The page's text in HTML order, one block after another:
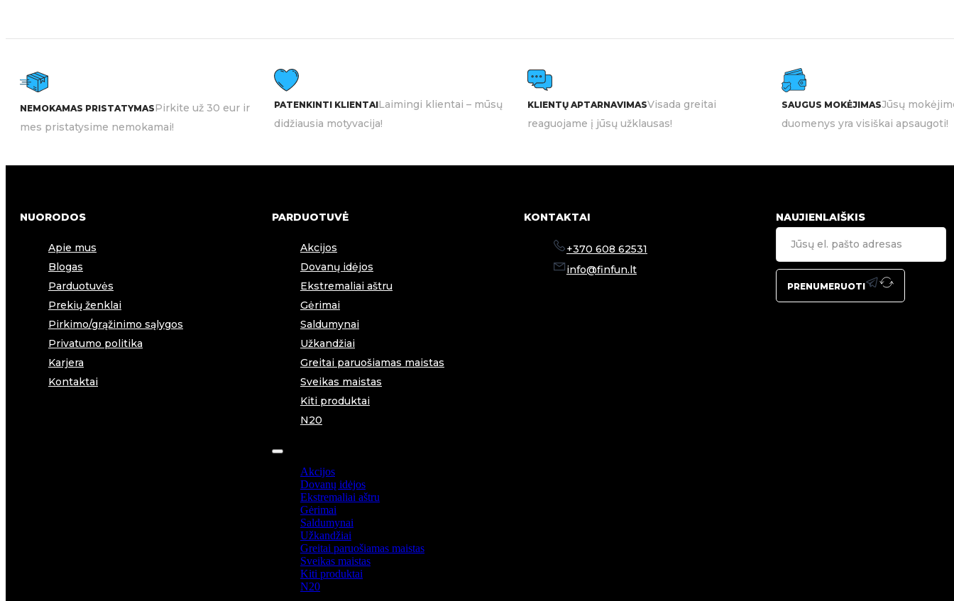
NEMOKAMAS PRISTATYMASPirkite už 30 eur ir
mes pristatysime nemokamai!
PATENKINTI KLIENTAILaimingi klientai – mūsų
didžiausia motyvacija!
KLIENTŲ APTARNAVIMASVisada greitai
reaguojame į jūsų užklausas!
SAUGUS MOKĖJIMASJūsų
duomenys yra visiškai apsaugoti!
NUORODOS
Apie mus
Blogas
Parduotuvės
Prekių ženklai
Pirkimo/grąžinimo sąlygos
Privatumo politika
Karjera
Kontaktai
PARDUOTUVĖ
Akcijos
Dovanų idėjos
Ekstremaliai aštru
Gėrimai
Saldumynai
Užkandžiai
Greitai paruošiamas maistas
Sveikas maistas
Kiti produktai
N20
Akcijos
Dovanų idėjos
Ekstremaliai aštru
Gėrimai
Saldumynai
Užkandžiai
Greitai paruošiamas maistas
Sveikas maistas
Kiti produktai
N20
KONTAKTAI
+370 608 62531
info@finfun.lt
NAUJIENLAIŠKIS
PRENUMERUOTI